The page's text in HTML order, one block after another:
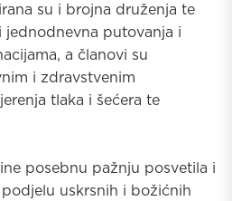
su i brojna druženja te
jednodnevna putovanja i
a članovi su
i zdravstvenim
tlaka i šećera te
posebnu pažnju posvetila i
uskrsnih i božićnih